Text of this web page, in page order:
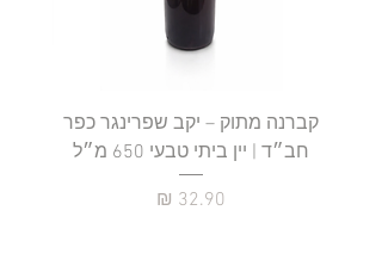
קברנה מתוק – יקב שפרינגר כפר
חב״ד | יין ביתי טבעי 650 מ״ל
מחיר